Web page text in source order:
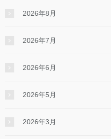
2026年8月
2026年7月
2026年6月
2026年5月
2026年3月